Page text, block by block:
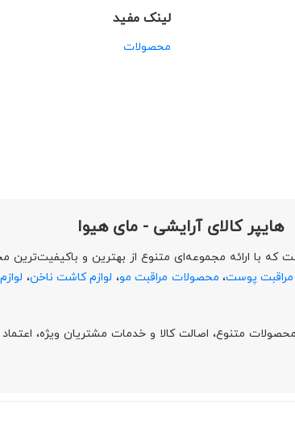
لینک مفید
محصولات
هایپر کالای آرایشی - مای هیوا
ارائه مجموعه‌ای متنوع از بهترین و باکیفیت‌ترین
پوست، محصولات مراقبت مو، لوازم کاشت ناخن،
متنوع، اصالت کالا و خدمات مشتریان ویژه، اعتماد